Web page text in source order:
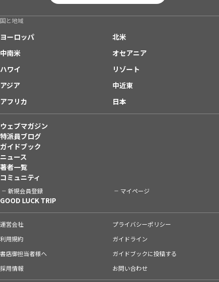
国と地域
ヨーロッパ
北米
中南米
オセアニア
ハワイ
リゾート
アジア
中近東
アフリカ
日本
ウェブマガジン
特派員ブログ
ガイドブック
ニュース
著者一覧
コミュニティ
新規会員登録 マイページ
GOOD LUCK TRIP
運営会社
プライバシーポリシー
利用規約
ガイドライン
書店御担当者様へ
ガイドブックに投稿する
採用情報
お問い合わせ